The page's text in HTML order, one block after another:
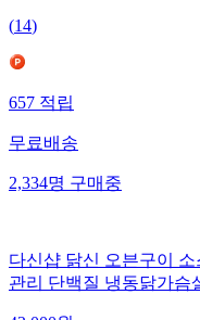
(14)
657 적립
무료배송
2,334명 구매중
다신샵 닭신 오븐구이
관리 단백질 냉동닭가슴